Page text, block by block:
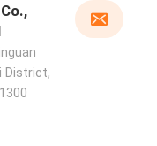
District,